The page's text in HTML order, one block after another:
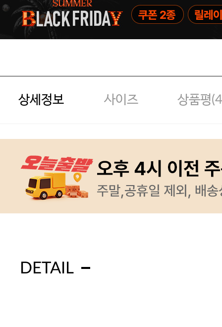
상세정보 사이즈 상품평(4
DETAIL